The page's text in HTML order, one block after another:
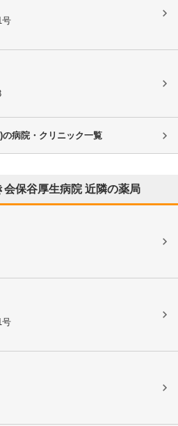
号
の病院・クリニック一覧
会保谷厚生病院近隣の薬局
号